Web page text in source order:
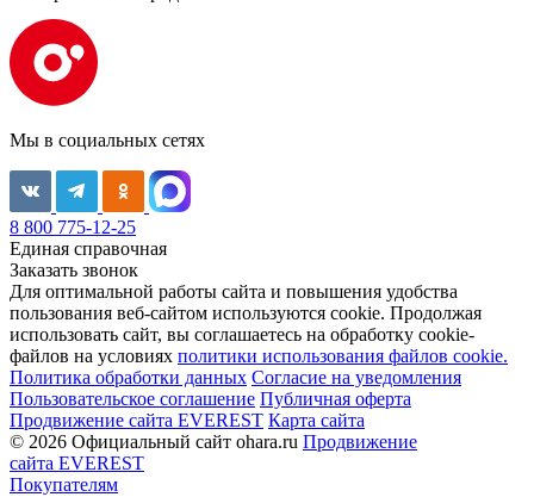
Мы в социальных сетях
8 800 775-12-25
Единая справочная
Заказать звонок
Для оптимальной работы сайта и повышения удобства
пользования веб-сайтом используются cookie. Продолжая
использовать сайт, вы соглашаетесь на обработку cookie-
файлов на условиях политики использования файлов cookie.
Политика обработки данных Согласие на уведомления
Пользовательское соглашение Публичная оферта
Продвижение сайта EVEREST Карта сайта
© 2026 Официальный сайт ohara.ru Продвижение
сайта EVEREST
Покупателям